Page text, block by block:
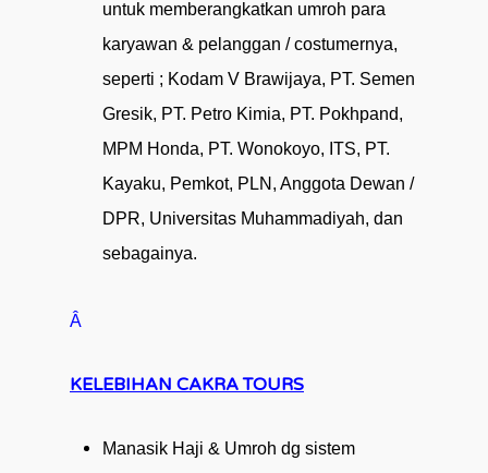
untuk memberangkatkan umroh para
karyawan & pelanggan / costumernya,
seperti ; Kodam V Brawijaya, PT. Semen
Gresik, PT. Petro Kimia, PT. Pokhpand,
MPM Honda, PT. Wonokoyo, ITS, PT.
Kayaku, Pemkot, PLN, Anggota Dewan /
DPR, Universitas Muhammadiyah, dan
sebagainya.
Â
KELEBIHAN CAKRA TOURS
Manasik Haji & Umroh dg sistem